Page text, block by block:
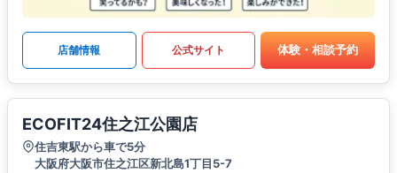
店舗情報 公式サイト 体験・相談予約
ECOFIT24住之江公園店
住吉東駅から車で5分
大阪府大阪市住之江区新北島1丁目5-7